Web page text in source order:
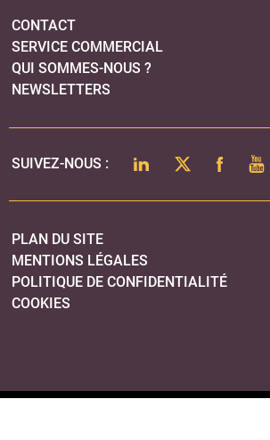
CONTACT
SERVICE COMMERCIAL
QUI SOMMES-NOUS ?
NEWSLETTERS
SUIVEZ-NOUS : LINKEDINTWITTER
PLAN DU SITE
MENTIONS LÉGALES
POLITIQUE DE CONFIDENTIALITÉ
COOKIES